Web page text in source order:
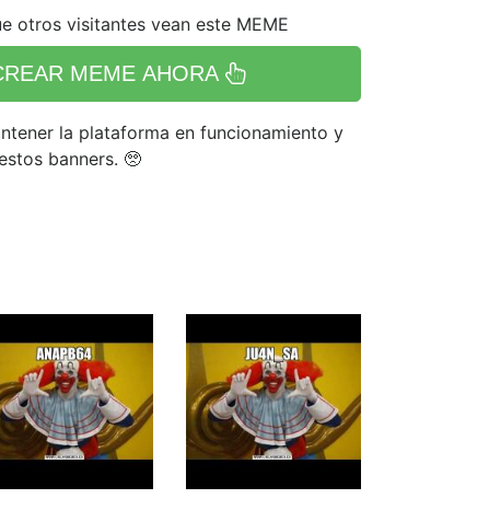
otros visitantes vean este MEME
MEME AHORA
la plataforma en funcionamiento y
banners. 🥺